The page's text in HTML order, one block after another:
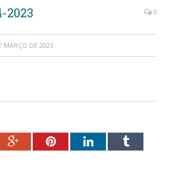
2023 0
MARÇO DE 2023
Google+PinterestLinkedInTumblr